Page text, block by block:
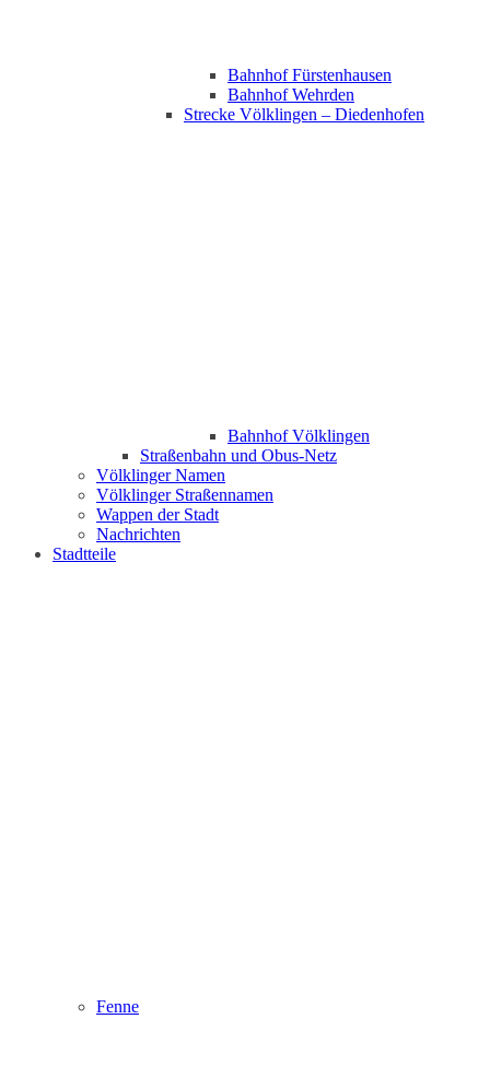
Bahnhof Fürstenhausen
Bahnhof Wehrden
Strecke Völklingen – Diedenhofen
Bahnhof Völklingen
Straßenbahn und Obus-Netz
Völklinger Namen
Völklinger Straßennamen
Wappen der Stadt
Nachrichten
Stadtteile
Fenne